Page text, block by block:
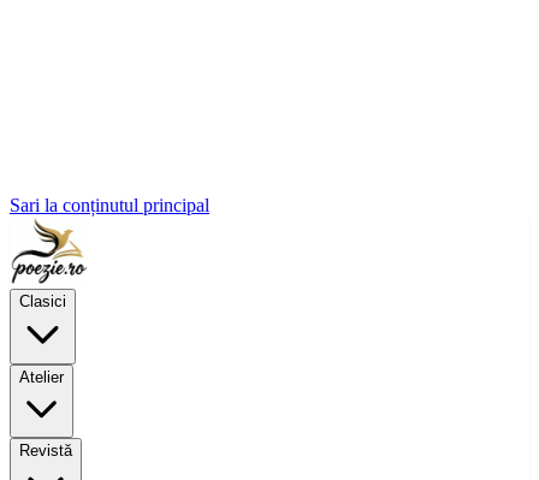
Sari la conținutul principal
Clasici
Atelier
Revistă